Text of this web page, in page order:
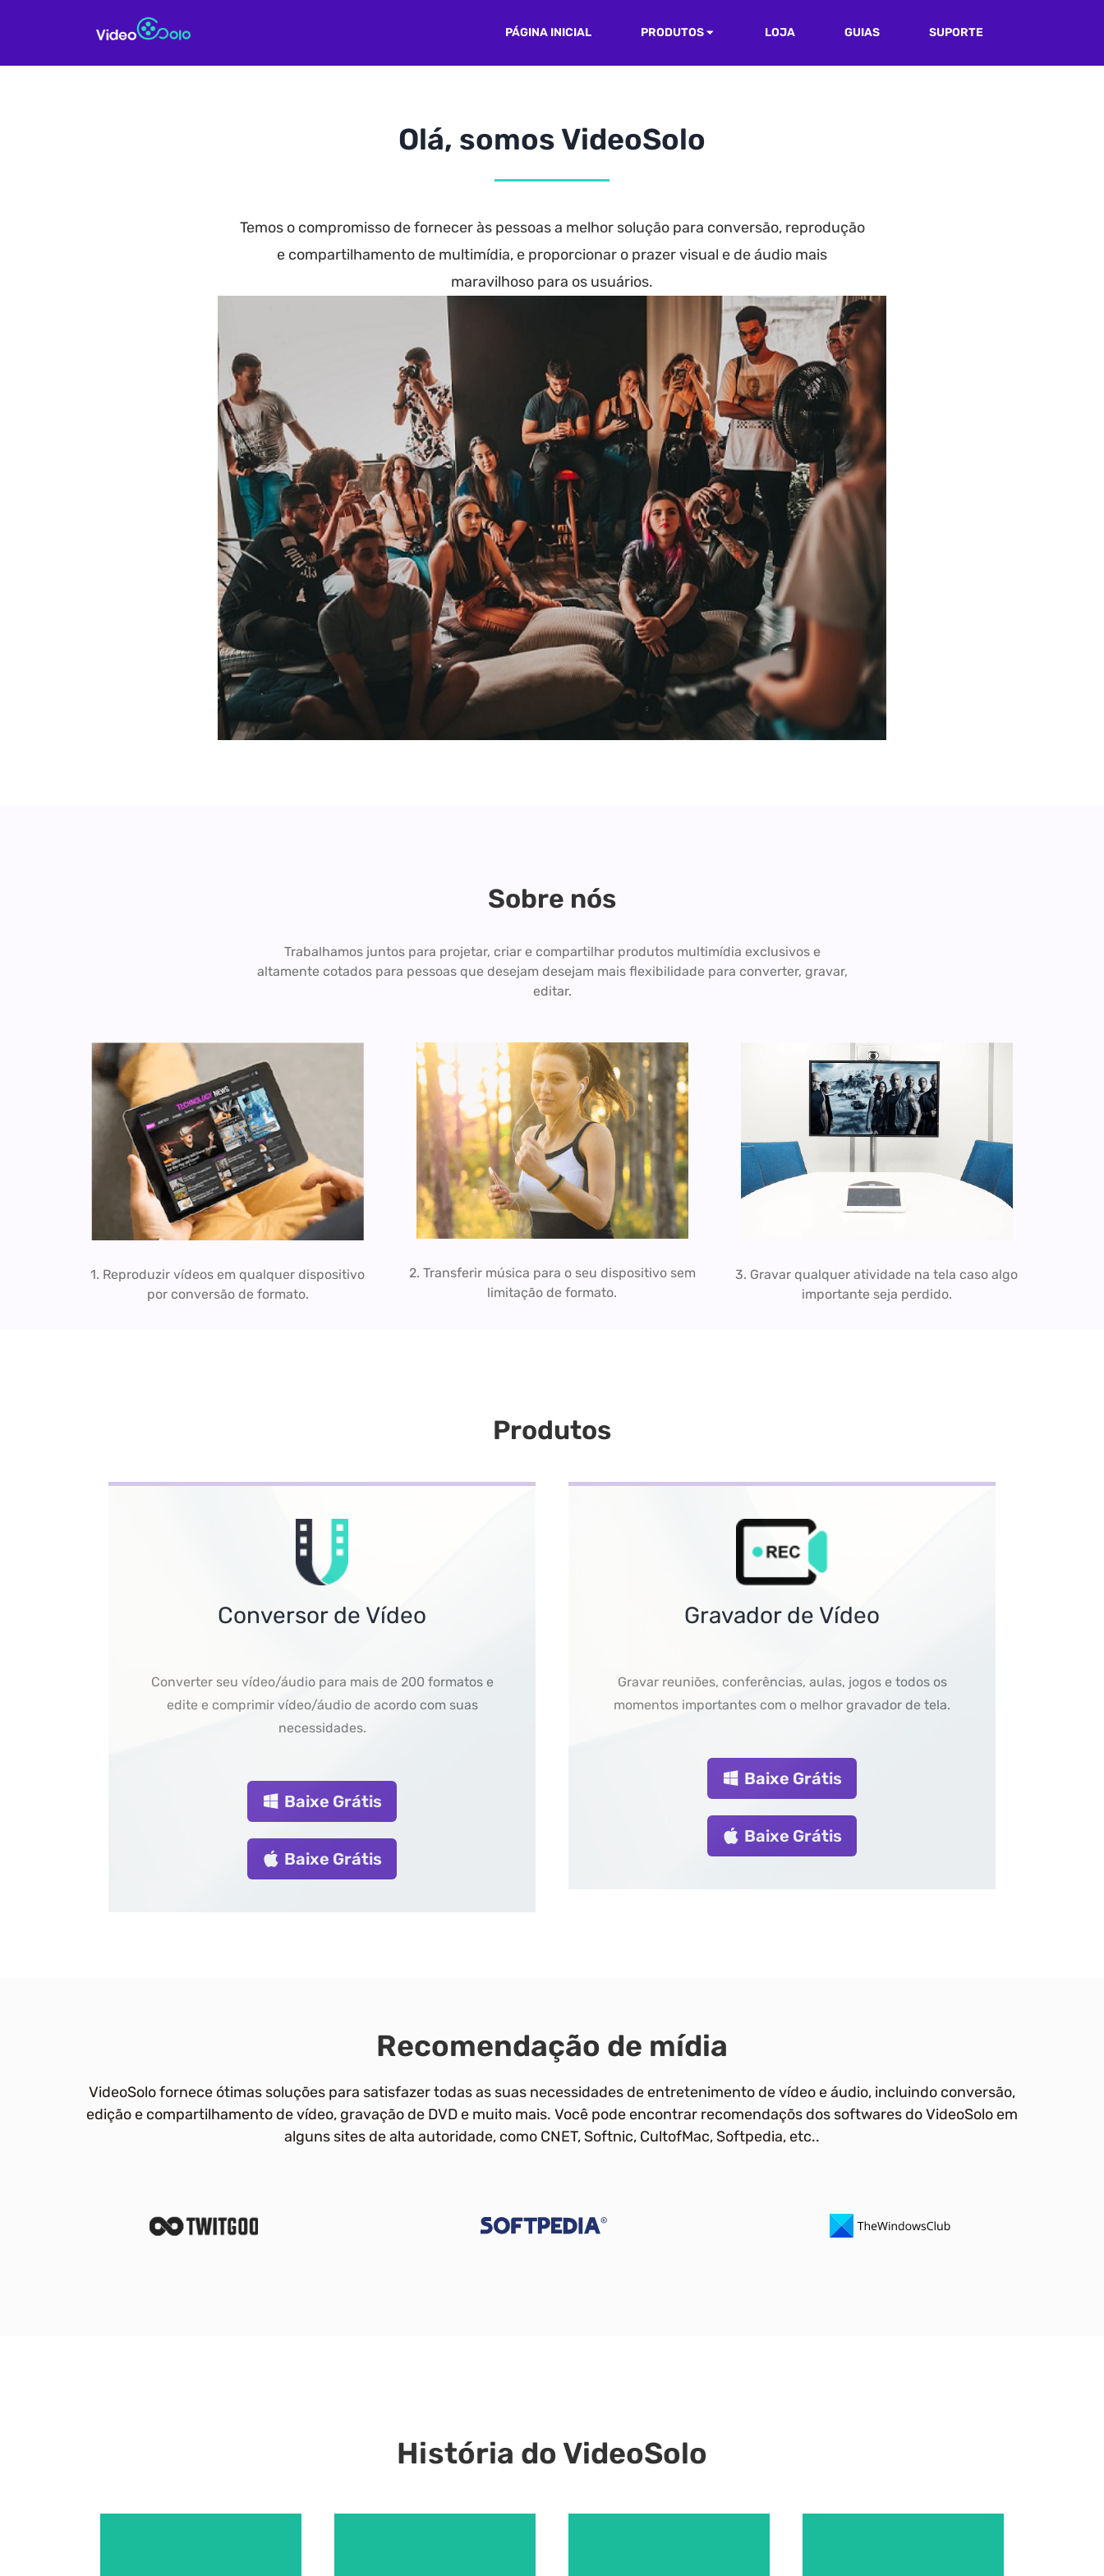
PÁGINA INICIAL PRODUTOS LOJA GUIAS SUPORTE
Olá, somos VideoSolo
Temos o compromisso de fornecer às pessoas a melhor solução para conversão, reprodução
e compartilhamento de multimídia, e proporcionar o prazer visual e de áudio mais
maravilhoso para os usuários.
Sobre nós
Trabalhamos juntos para projetar, criar e compartilhar produtos multimídia exclusivos e
altamente cotados para pessoas que desejam desejam mais flexibilidade para converter, gravar,
editar.
1. Reproduzir vídeos em qualquer dispositivo
por conversão de formato.
2. Transferir música para o seu dispositivo sem
limitação de formato.
3. Gravar qualquer atividade na tela caso algo
importante seja perdido.
Produtos
Conversor de Vídeo
Converter seu vídeo/áudio para mais de 200 formatos e
edite e comprimir vídeo/áudio de acordo com suas
necessidades.
Baixe Grátis
Baixe Grátis
Gravador de Vídeo
Gravar reuniões, conferências, aulas, jogos e todos os
momentos importantes com o melhor gravador de tela.
Baixe Grátis
Baixe Grátis
Recomendação de mídia
VideoSolo fornece ótimas soluções para satisfazer todas as suas necessidades de entretenimento de vídeo e áudio, incluindo conversão,
edição e compartilhamento de vídeo, gravação de DVD e muito mais. Você pode encontrar recomendaçõs dos softwares do VideoSolo em
alguns sites de alta autoridade, como CNET, Softnic, CultofMac, Softpedia, etc..
História do VideoSolo